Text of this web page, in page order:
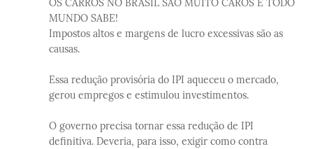
OS CARROS NO BRASIL SÃO MUITO CAROS E TODO
MUNDO SABE!
Impostos altos e margens de lucro excessivas são as
causas.
Essa redução provisória do IPI aqueceu o mercado,
gerou empregos e estimulou investimentos.
O governo precisa tornar essa redução de IPI
definitiva. Deveria, para isso, exigir como contra